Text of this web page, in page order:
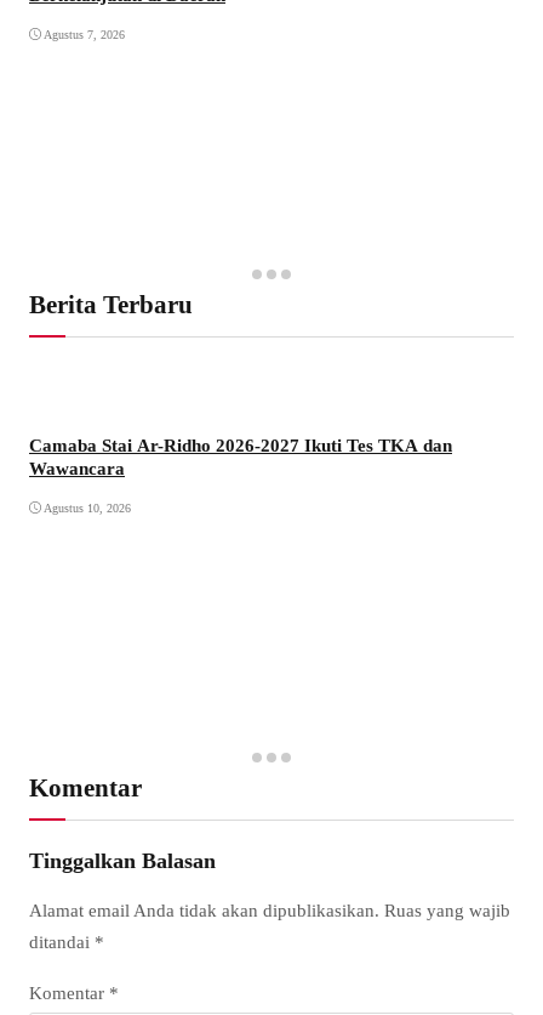
Agustus 7, 2026
Berita Terbaru
Camaba Stai Ar-Ridho 2026-2027 Ikuti Tes TKA dan
Wawancara
Agustus 10, 2026
Komentar
Tinggalkan Balasan
Alamat email Anda tidak akan dipublikasikan. Ruas yang wajib
ditandai *
Komentar *